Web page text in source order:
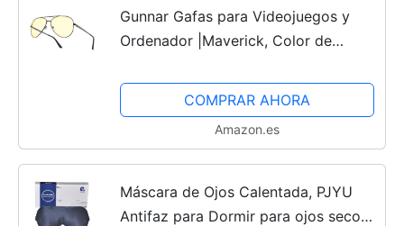
Gunnar Gafas para Videojuegos y
Ordenador |Maverick, Color de
Ámbar (Bloques 65% de Luz Azul y
100% de UV)|con filtro de...
COMPRAR AHORA
Amazon.es
Máscara de Ojos Calentada, PJYU
Antifaz para Dormir para ojos secos,